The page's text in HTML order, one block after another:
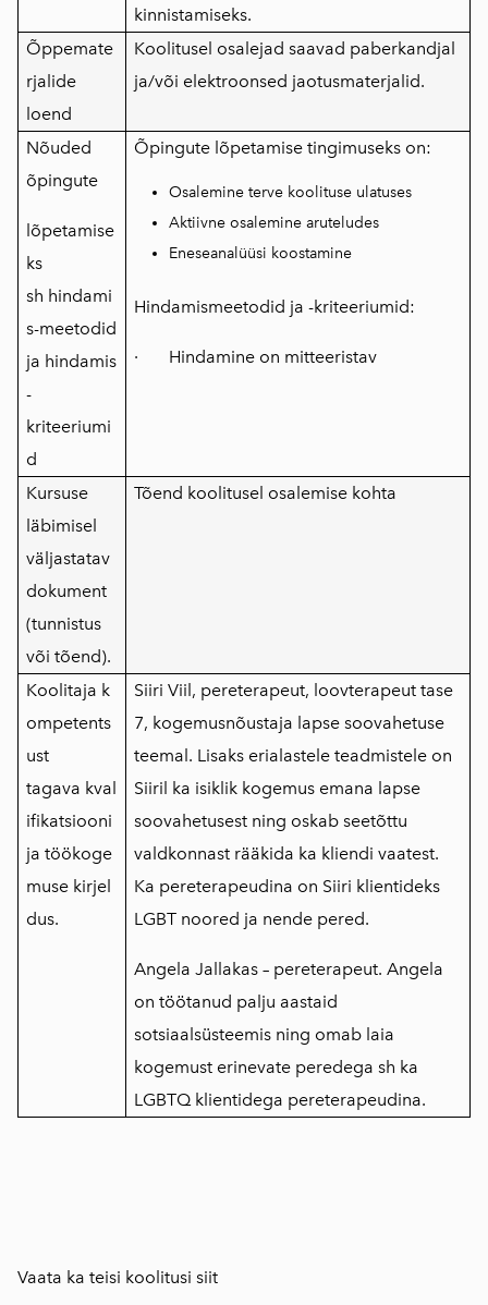
kinnistamiseks.
Õppemate
rjalide
loend
Koolitusel osalejad saavad paberkandjal
ja/või elektroonsed jaotusmaterjalid.
Nõuded
õpingute
lõpetamise
ks
sh hindami
s-meetodid
ja hindamis
-
kriteeriumi
d
Õpingute lõpetamise tingimuseks on:
Osalemine terve koolituse ulatuses
Aktiivne osalemine aruteludes
Eneseanalüüsi koostamine
Hindamismeetodid ja -kriteeriumid:
· Hindamine on mitteeristav
Kursuse
läbimisel
väljastatav
dokument
(tunnistus
või tõend).
Tõend koolitusel osalemise kohta
Koolitaja k
ompetents
ust
tagava kval
ifikatsiooni
jatöökoge
muse kirjel
dus.
Siiri Viil, pereterapeut, loovterapeut tase
7, kogemusnõustaja lapse soovahetuse
teemal. Lisaks erialastele teadmistele on
Siiril ka isiklik kogemus emana lapse
soovahetusest ning oskab seetõttu
valdkonnast rääkida ka kliendi vaatest.
Ka pereterapeudina on Siiri klientideks
LGBT noored ja nende pered.
Angela Jallakas – pereterapeut. Angela
on töötanud palju aastaid
sotsiaalsüsteemis ning omab laia
kogemust erinevate peredega sh ka
LGBTQ klientidega pereterapeudina.
Vaata ka teisi koolitusi siit